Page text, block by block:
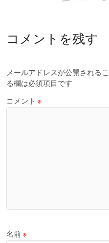
コメントを残す
メールアドレスが公開される
る欄は必須項目です
コメント※
名前※